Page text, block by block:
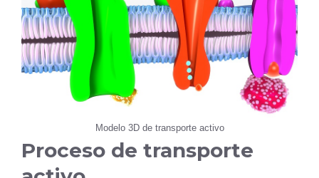
Modelo 3D de transporte activo
Proceso de transporte